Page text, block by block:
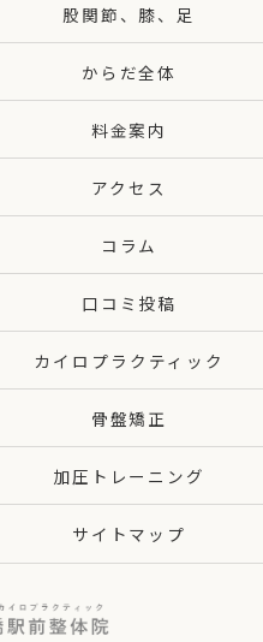
股関節、膝、足
からだ全体
料金案内
アクセス
コラム
口コミ投稿
カイロプラクティック
骨盤矯正
加圧トレーニング
サイトマップ